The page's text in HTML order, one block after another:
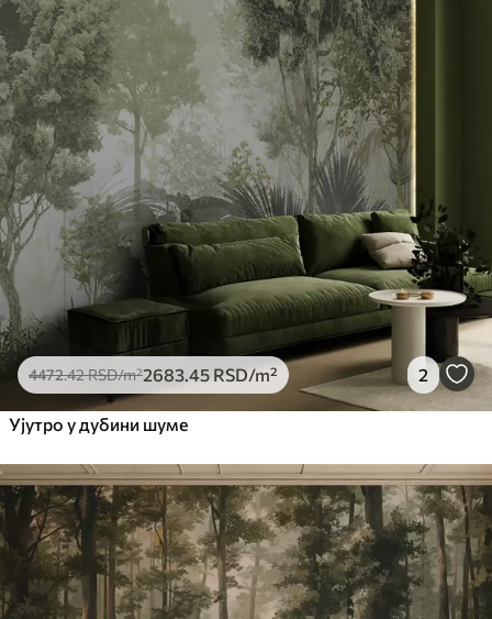
4472.42RSD/m²2683 .45 RSD/m² 2
Ујутро у дубини шуме